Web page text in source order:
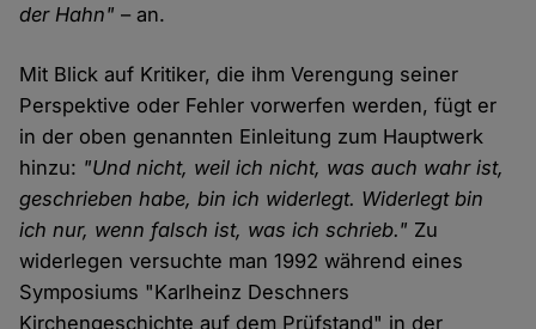
der Hahn" – an.
Mit Blick auf Kritiker, die ihm Verengung seiner
Perspektive oder Fehler vorwerfen werden, fügt er
in der oben genannten Einleitung zum Hauptwerk
hinzu: "Und nicht, weil ich nicht, was auch wahr ist,
geschrieben habe, bin ich widerlegt. Widerlegt bin
ich nur, wenn falsch ist, was ich schrieb." Zu
widerlegen versuchte man 1992 während eines
Symposiums "Karlheinz Deschners
Kirchengeschichte auf dem Prüfstand" in der